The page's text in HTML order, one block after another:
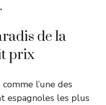
de la
prix
comme l’une des
espagnoles les plus